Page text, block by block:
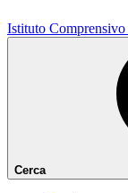
Istituto Comprensivo
Cerca